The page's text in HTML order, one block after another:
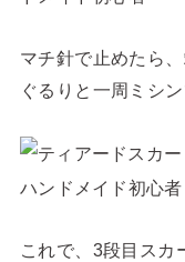
マチ針で止めたら
ぐるりと一周ミシ
これで、3段目スカ